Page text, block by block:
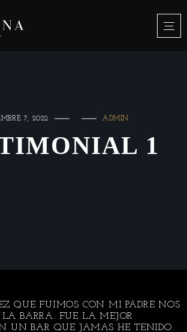
7, 2022 ADMIN
1
QUE FUIMOS CON MI PADRE NOS
BARRA. FUE LA MEJOR
UN BAR QUE JAMAS HE TENIDO.